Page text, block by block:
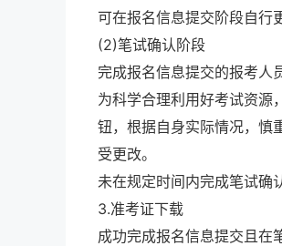
可在报名信息提交阶段自行
(2)笔试确认阶段
完成报名信息提交的报考人
为科学合理利用好考试资源
钮，根据自身实际情况，慎
受更改。
未在规定时间内完成笔试确
3.准考证下载
成功完成报名信息提交且